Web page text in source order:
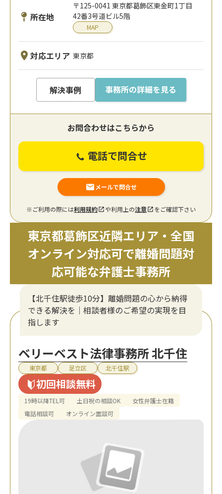
所在地
〒125-0041 東京都葛飾区東金町1丁目
42番3号道ビル5階
MAP
対応エリア 東京都
解決事例 事務所の詳細を見る
お問合わせはこちらから
電話で問合せ
メールで問合せ
※ご利用の際には利用規約 や利用上の注意 をご確認下さい
東京都葛飾区近隣エリア・全国
オンライン対応可で離婚問題対
応可能な弁護士事務所
【北千住駅徒歩10分】離婚問題の心から納得
できる解決を｜相談者様のご希望の実現を目
指します
ベリーベスト法律事務所 北千住
東京都 足立区 北千住駅
初回相談無料
19時以降TEL可 土日祝の相談OK
女性弁護士在籍
電話相談可
オンライン面談可